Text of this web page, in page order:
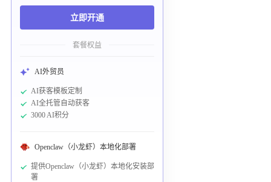
立即开通
套餐权益
AI外贸员
AI获客模板定制
AI全托管自动获客
3000 AI积分
Openclaw（小龙虾）本地化部署
提供Openclaw（小龙虾）本地化安装部
署